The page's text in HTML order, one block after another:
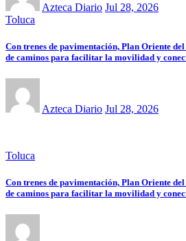
Azteca Diario Jul 28, 2026
Toluca
Con trenes de pavimentación, Plan Oriente
de caminos para facilitar la movilidad y
Azteca Diario Jul 28, 2026
Toluca
Con trenes de pavimentación, Plan Oriente
de caminos para facilitar la movilidad y